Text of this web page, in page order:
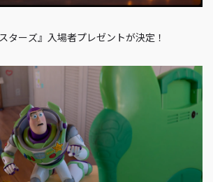
ターズ』入場者プレゼントが決定！